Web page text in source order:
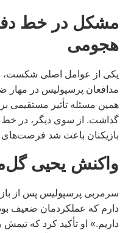
مشکل در خط
هجومی
یکی از عوامل اصلی شکست،
مدافعان پرسپولیس در مهار
همین مسئله تأثیر مستقیمی
گذاشت. از سوی دیگر، در خط
بازیکنان باعث شد فرصت‌های
واکنش یحیی
سرمربی پرسپولیس پس از
دارم که عملکردمان ضعیف
داریم.» او تأکید کرد که تیمش